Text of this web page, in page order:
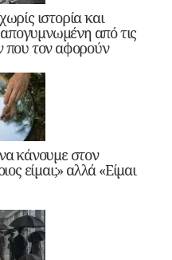
ιστορία και
απογυμνωμένη από τις
που τον αφορούν
κάνουμε στον
είμαι;» αλλά «Είμαι